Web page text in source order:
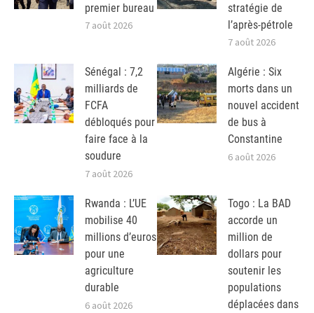
premier bureau
7 août 2026
stratégie de
l’après-pétrole
7 août 2026
Sénégal : 7,2
milliards de
FCFA
débloqués pour
faire face à la
soudure
7 août 2026
Algérie : Six
morts dans un
nouvel accident
de bus à
Constantine
6 août 2026
Rwanda : L’UE
mobilise 40
millions d’euros
pour une
agriculture
durable
6 août 2026
Togo : La BAD
accorde un
million de
dollars pour
soutenir les
populations
déplacées dans